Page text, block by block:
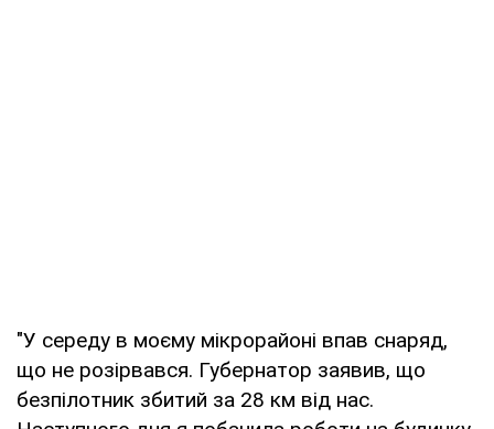
"У середу в моєму мікрорайоні впав снаряд,
що не розірвався. Губернатор заявив, що
безпілотник збитий за 28 км від нас.